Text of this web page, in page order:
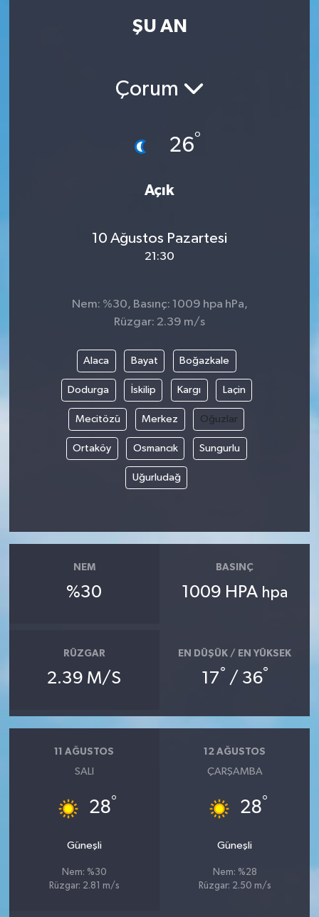
ŞU AN
Çorum
26°
Açık
10 Ağustos Pazartesi
21:30
Nem: %30, Basınç: 1009 hpa hPa,
Rüzgar: 2.39 m/s
Alaca Bayat Boğazkale
Dodurga İskilip Kargı Laçin
Mecitözü Merkez Oğuzlar
Ortaköy Osmancık Sungurlu
Uğurludağ
NEM
%30
BASINÇ
1009 HPA hpa
RÜZGAR
2.39 M/S
EN DÜŞÜK / EN YÜKSEK
17° / 36°
11 AĞUSTOS
SALI
28°
Güneşli
Nem: %30
Rüzgar: 2.81 m/s
12 AĞUSTOS
ÇARŞAMBA
28°
Güneşli
Nem: %28
Rüzgar: 2.50 m/s